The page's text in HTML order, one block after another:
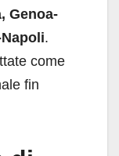
Genoa-
.
come
fin